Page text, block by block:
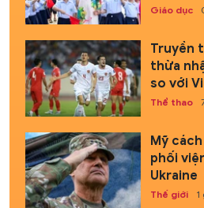
Giáo dục
Truyền
thừa
so với
Thể thao
Mỹ
phối
Ukraine
Thế giới